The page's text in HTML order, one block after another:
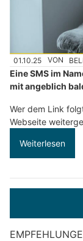
01.10.25 VON
Eine SMS im
mit angeblich
Wer dem Link
Webseite
Weiterlesen